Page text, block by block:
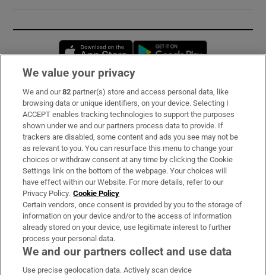
Opens in new window
Subscribe
Support
About Us
Irish Times Products & Services
OUR PARTNERS:
We value your privacy
We and our82 partner(s) store and access personal data, like
browsing data or unique identifiers, on your device. Selecting I
ACCEPT enables tracking technologies to support the purposes
shown under we and our partners process data to provide. If
trackers are disabled, some content and ads you see may not be
as relevant to you. You can resurface this menu to change your
choices or withdraw consent at any time by clicking the Cookie
Settings link on the bottom of the webpage. Your choices will
have effect within our Website. For more details, refer to our
Privacy Policy. Cookie Policy
Certain vendors, once consent is provided by you to the storage of
information on your device and/or to the access of information
already stored on your device, use legitimate interest to further
process your personal data.
We and our partners collect and use data
Use precise geolocation data. Actively scan device